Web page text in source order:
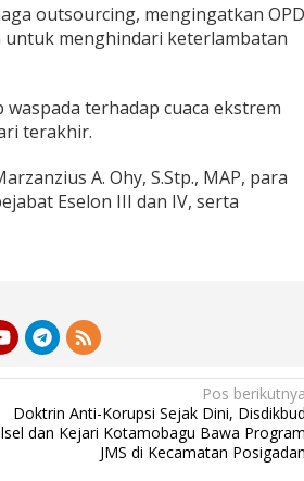
outsourcing, mengingatkan OPD
menghindari keterlambatan
terhadap cuaca ekstrem
terakhir.
A. Ohy, S.Stp., MAP, para
Eselon III dan IV, serta
Pos berikutnya
Doktrin Anti-Korupsi Sejak Dini, Disdikbud
dan Kejari Kotamobagu Bawa Program
JMS di Kecamatan Posigadan